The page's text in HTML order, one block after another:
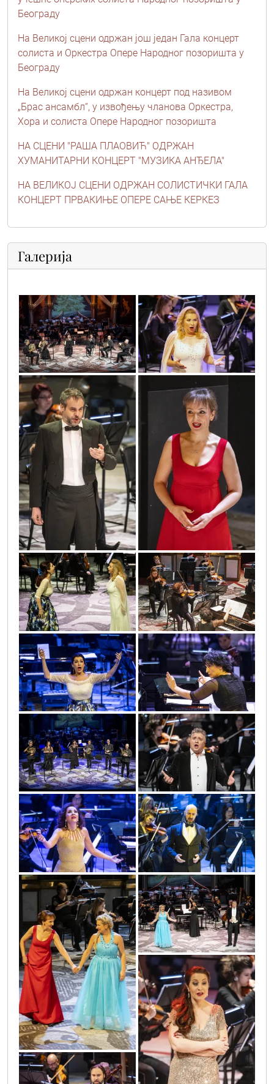
Београду
На Великој сцени одржан још један Гала концерт
солиста и Оркестра Опере Народног позоришта у
Београду
На Великој сцени одржан концерт под називом
„Брас ансамбл“, у извођењу чланова Оркестра,
Хора и солиста Опере Народног позоришта
НА СЦЕНИ "РАША ПЛАОВИЋ" ОДРЖАН
ХУМАНИТАРНИ КОНЦЕРТ "МУЗИКА АНЂЕЛА"
НА ВЕЛИКОЈ СЦЕНИ ОДРЖАН СОЛИСТИЧКИ ГАЛА
КОНЦЕРТ ПРВАКИЊЕ ОПЕРЕ САЊЕ КЕРКЕЗ
Галерија
sif_1681 sif_2017
sif_2163 sif_1903
sif_2366 sif_1861
sif_2116 sif_1990
sif_2719 sif_1749
sif_1826 sif_2294
sif_1954
sif_2278
sif_1847